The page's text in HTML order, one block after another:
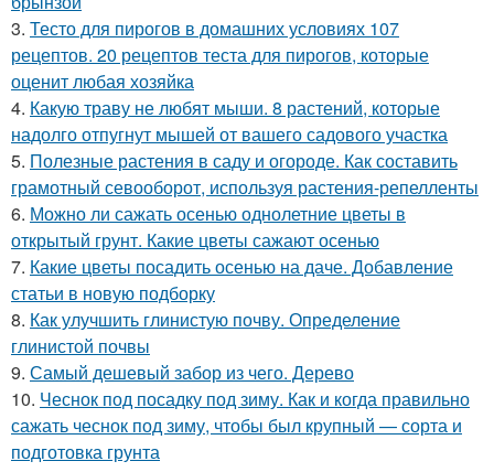
3. Тесто для пирогов в домашних условиях 107
рецептов. 20 рецептов теста для пирогов, которые
оценит любая хозяйка
4. Какую траву не любят мыши. 8 растений, которые
надолго отпугнут мышей от вашего садового участка
5. Полезные растения в саду и огороде. Как составить
грамотный севооборот, используя растения-репелленты
6. Можно ли сажать осенью однолетние цветы в
открытый грунт. Какие цветы сажают осенью
7. Какие цветы посадить осенью на даче. Добавление
статьи в новую подборку
8. Как улучшить глинистую почву. Определение
глинистой почвы
9. Самый дешевый забор из чего. Дерево
10. Чеснок под посадку под зиму. Как и когда правильно
сажать чеснок под зиму, чтобы был крупный — сорта и
подготовка грунта